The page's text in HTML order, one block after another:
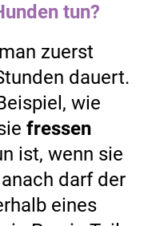
tun?
zuerst
dauert.
wie
fressen
ist, wenn sie
darf der
eines